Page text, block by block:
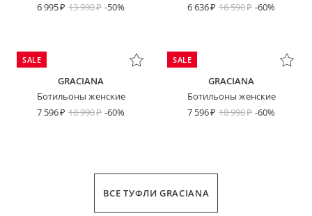
6 995
13 990 -50%
6 636
16 590 -60%
SALE
GRACIANA
Ботильоны женские
7 596
18 990 -60%
SALE
GRACIANA
Ботильоны женские
7 596
18 990 -60%
ВСЕ ТУФЛИ GRACIANA